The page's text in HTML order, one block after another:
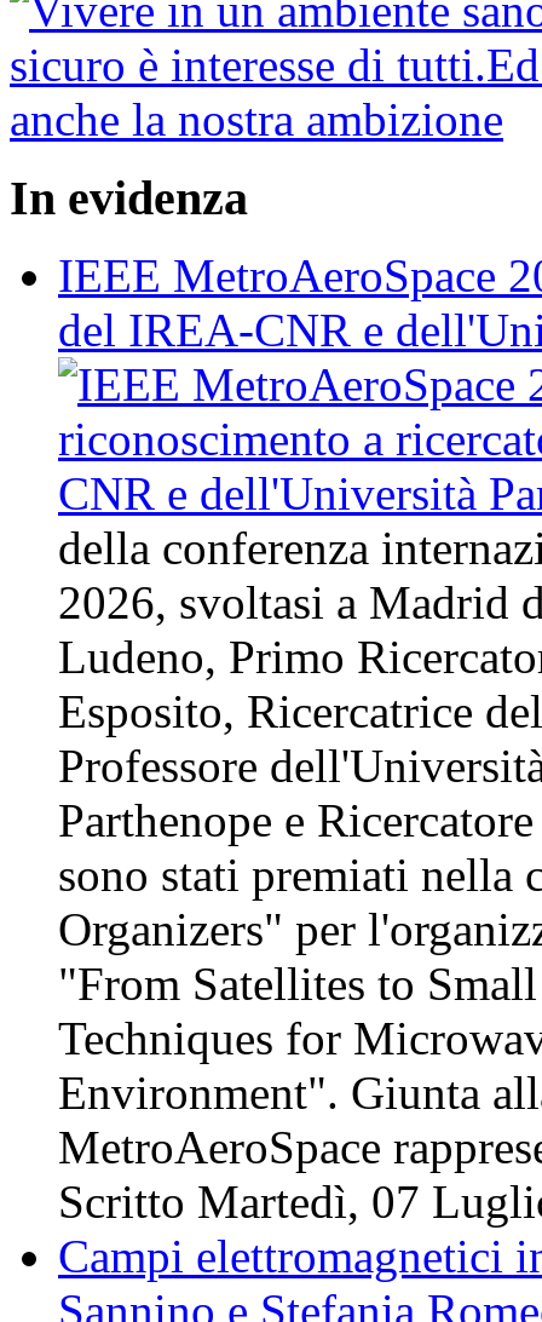
In evidenza
IEEE MetroAeroSpace
del IREA-CNR e
della conferenza
2026, svoltasi a Madrid
Ludeno, Primo
Esposito, Ricercatrice
Professore
Parthenope e
sono stati premiati nella
Organizers" per
"From Satellites to
Techniques for
Environment". Giunta
MetroAeroSpace
Scritto Martedì, 07
Campi elettromagnetici
Sannino e Stefania